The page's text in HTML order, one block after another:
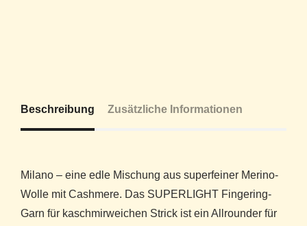
Beschreibung Zusätzliche Informationen
Milano – eine edle Mischung aus superfeiner Merino-
Wolle mit Cashmere. Das SUPERLIGHT Fingering-
Garn für kaschmirweichen Strick ist ein Allrounder für